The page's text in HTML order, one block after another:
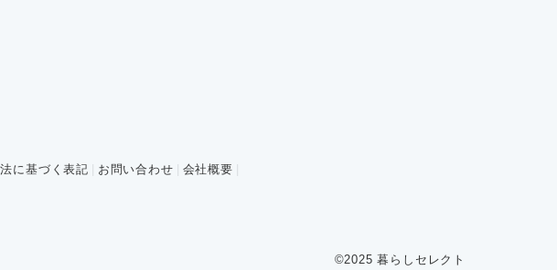
に基づく表記 お問い合わせ 会社概要
©2025 暮らしセレクト